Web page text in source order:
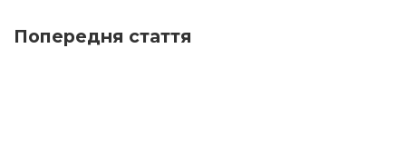
Попередня стаття